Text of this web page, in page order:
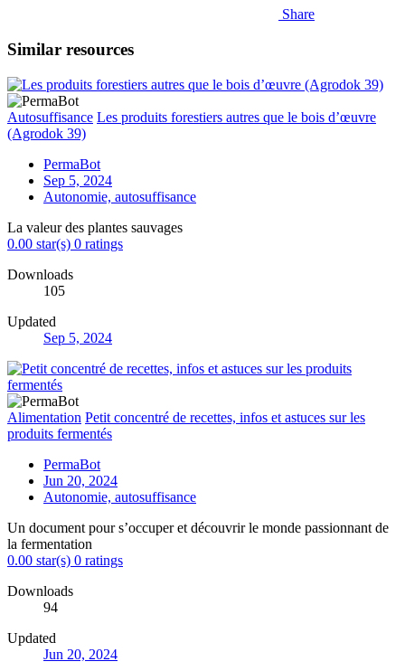
Share
Similar resources
Autosuffisance Les produits forestiers autres que le bois d’œuvre
(Agrodok 39)
PermaBot
Sep 5, 2024
Autonomie, autosuffisance
La valeur des plantes sauvages
0.00 star(s) 0 ratings
Downloads
105
Updated
Sep 5, 2024
Alimentation Petit concentré de recettes, infos et astuces sur les
produits fermentés
PermaBot
Jun 20, 2024
Autonomie, autosuffisance
Un document pour s’occuper et découvrir le monde passionnant de
la fermentation
0.00 star(s) 0 ratings
Downloads
94
Updated
Jun 20, 2024